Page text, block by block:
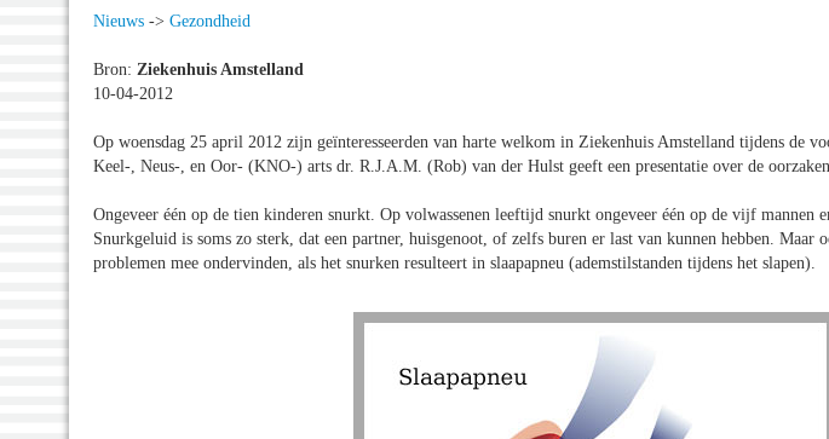
Nieuws -> Gezondheid
Bron: Ziekenhuis Amstelland
10-04-2012
Op woensdag 25 april 2012 zijn geïnteresseerden van harte welkom in Ziekenhuis Amstelland tijdens de
Keel-, Neus-, en Oor- (KNO-) arts dr. R.J.A.M. (Rob) van der Hulst geeft een presentatie over de
Ongeveer één op de tien kinderen snurkt. Op volwassenen leeftijd snurkt ongeveer één op de vijf mannen
Snurkgeluid is soms zo sterk, dat een partner, huisgenoot, of zelfs buren er last van kunnen hebben. Maar
problemen mee ondervinden, als het snurken resulteert in slaapapneu (ademstilstanden tijdens het slapen).